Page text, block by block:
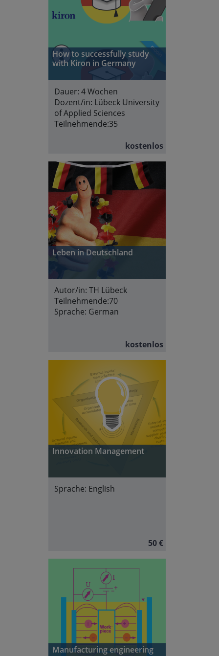
How to successfully study
with Kiron in Germany
Dauer: 4 Wochen
Dozent/in: Lübeck University
of Applied Sciences
Teilnehmende:35
kostenlos
Leben in Deutschland
Autor/in: TH Lübeck
Teilnehmende:70
Sprache: German
kostenlos
Innovation Management
Sprache: English
50 €
Manufacturing engineering